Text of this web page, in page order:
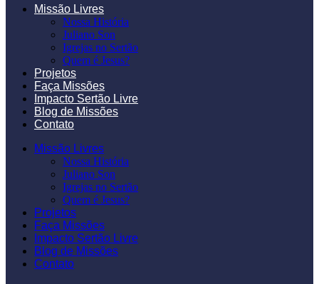
Missão Livres
Nossa História
Juliano Son
Igrejas no Sertão
Quem é Jesus?
Projetos
Faça Missões
Impacto Sertão Livre
Blog de Missões
Contato
Missão Livres
Nossa História
Juliano Son
Igrejas no Sertão
Quem é Jesus?
Projetos
Faça Missões
Impacto Sertão Livre
Blog de Missões
Contato